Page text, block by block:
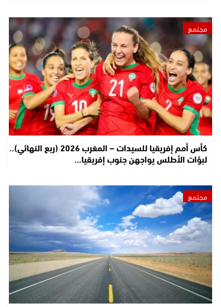
مجتمع
كأس أمم إفريقيا للسيدات – المغرب 2026 (ربع النهائي)..
لبؤات الأطلس يواجهن جنوب إفريقيا…
مجتمع